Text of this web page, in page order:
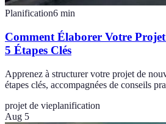
Planification6 min
Comment Élaborer Votre
5 Étapes Clés
Apprenez à structurer votre projet de
étapes clés, accompagnées de conseils
projet de vieplanification
Aug 5